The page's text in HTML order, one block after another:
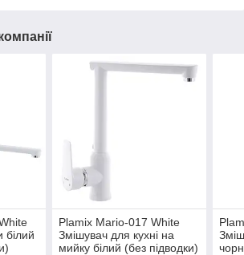
білий
Plamix Mario-017 White
Змішувач для кухні на
мийку білий (без підводки)